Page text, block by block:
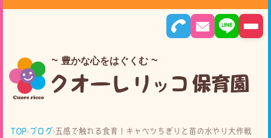
豊かな心をはぐくむ
TOP›ブログ ›五感で触れる食育！キャベツちぎりと苗の水やり大作戦